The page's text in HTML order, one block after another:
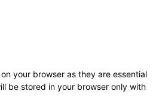
your browser as they are essential
be stored in your browser only with